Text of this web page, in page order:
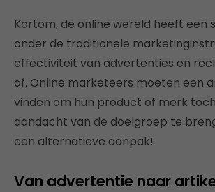
Kortom, de online wereld heeft een
onder de traditionele
effectiviteit van advertenties en
af. Online marketeers moeten een
vinden om hun product of merk
aandacht van de doelgroep te
een alternatieve aanpak!
Van advertentie naar